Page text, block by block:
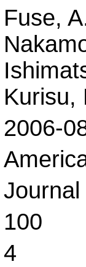
Fuse,
Kurisu,
2006-
100
4